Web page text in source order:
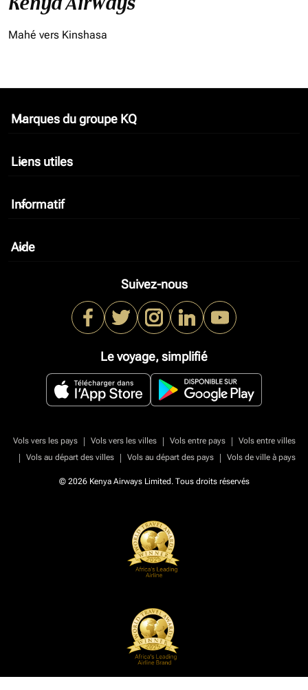
Mahé vers Kinshasa
Marques du groupe KQ
keyboard_arrow_down
Liens utiles
keyboard_arrow_down
Informatif
keyboard_arrow_down
Aide
keyboard_arrow_down
Suivez-nous
Le voyage, simplifié
Vols vers les pays | Vols vers les villes | Vols entre pays |
Vols entre villes
|
Vols au départ des villes | Vols au départ des pays | Vols de ville à pays
© 2026 Kenya Airways Limited. Tous droits réservés